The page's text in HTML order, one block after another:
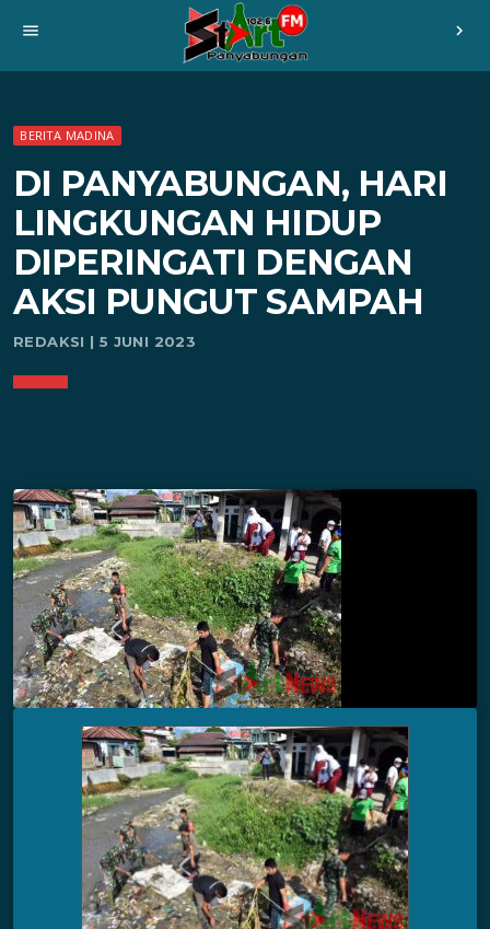
menu chevron_right
BERITA MADINA
DI PANYABUNGAN, HARI
LINGKUNGAN HIDUP
DIPERINGATI DENGAN
AKSI PUNGUT SAMPAH
REDAKSI | 5 JUNI 2023